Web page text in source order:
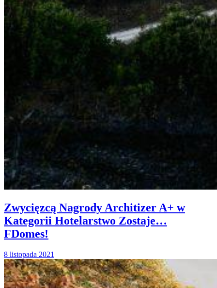
Zwycięzcą Nagrody Architizer A+ w
Kategorii Hotelarstwo Zostaje…
FDomes!
8 listopada 2021